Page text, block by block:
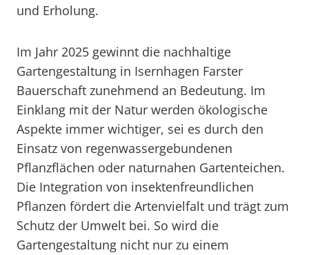
und Erholung.
Im Jahr 2025 gewinnt die nachhaltige
Gartengestaltung in Isernhagen Farster
Bauerschaft zunehmend an Bedeutung. Im
Einklang mit der Natur werden ökologische
Aspekte immer wichtiger, sei es durch den
Einsatz von regenwassergebundenen
Pflanzflächen oder naturnahen Gartenteichen.
Die Integration von insektenfreundlichen
Pflanzen fördert die Artenvielfalt und trägt zum
Schutz der Umwelt bei. So wird die
Gartengestaltung nicht nur zu einem